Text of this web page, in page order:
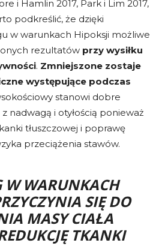
i Hamlin 2017, Park i Lim 2017,
podkreślić, że dzięki
w warunkach Hipoksji możliwe
rezultatów przy wysiłku
. Zmniejszone zostaje
występujące podczas
stanowi dobre
nadwagą i otyłością ponieważ
tłuszczowej i poprawę
przeciążenia stawów.
W WARUNKACH
SIĘ DO
MASY CIAŁA
TKANKI